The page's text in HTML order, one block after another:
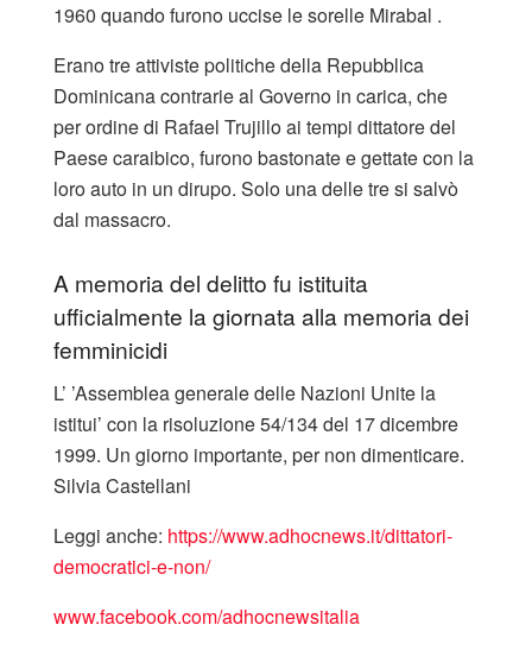
1960 quando furono uccise le sorelle Mirabal .
Erano tre attiviste politiche della Repubblica
Dominicana contrarie al Governo in carica, che
per ordine di Rafael Trujillo ai tempi dittatore del
Paese caraibico, furono bastonate e gettate con la
loro auto in un dirupo. Solo una delle tre si salvò
dal massacro.
A memoria del delitto fu istituita
ufficialmente la giornata alla memoria dei
femminicidi
L’ ’Assemblea generale delle Nazioni Unite la
istitui’ con la risoluzione 54/134 del 17 dicembre
1999. Un giorno importante, per non dimenticare.
Silvia Castellani
Leggi anche: https://www.adhocnews.it/dittatori-
democratici-e-non/
www.facebook.com/adhocnewsitalia